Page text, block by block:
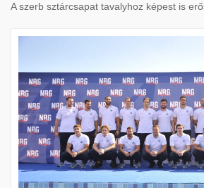
A szerb sztárcsapat tavalyhoz képest is